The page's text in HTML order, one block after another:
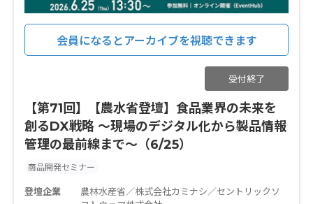
会員になるとアーカイブを視聴できます
受付終了
【第71回】【農水省登壇】食品業界の未来を
創るDX戦略 〜現場のデジタル化から製品情報
管理の最前線まで〜（6/25）
商品開発セミナー
登壇企業
農林水産省／株式会社カミナシ／セントリックソ